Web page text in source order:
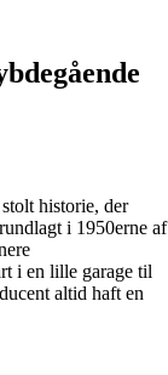
historie, der
i 1950erne af
i en lille garage til
altid haft en